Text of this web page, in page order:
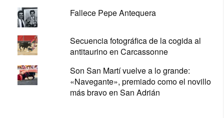
Fallece Pepe Antequera
Secuencia fotográfica de la cogida al
antitaurino en Carcassonne
Son San Martí vuelve a lo grande:
«Navegante», premiado como el novillo
más bravo en San Adrián